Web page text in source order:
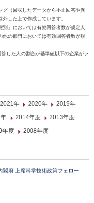
（回収したデータから不正回答や異
した上で作成しています。
」においては有効回答者数が規定人
の部門においては有効回答者数が規
した人の割合が基準値以下の企業がラ
2021年 2020年
2019年
2014年度
2013年度
年度 2008年度
閣府 上席科学技術政策フェロー